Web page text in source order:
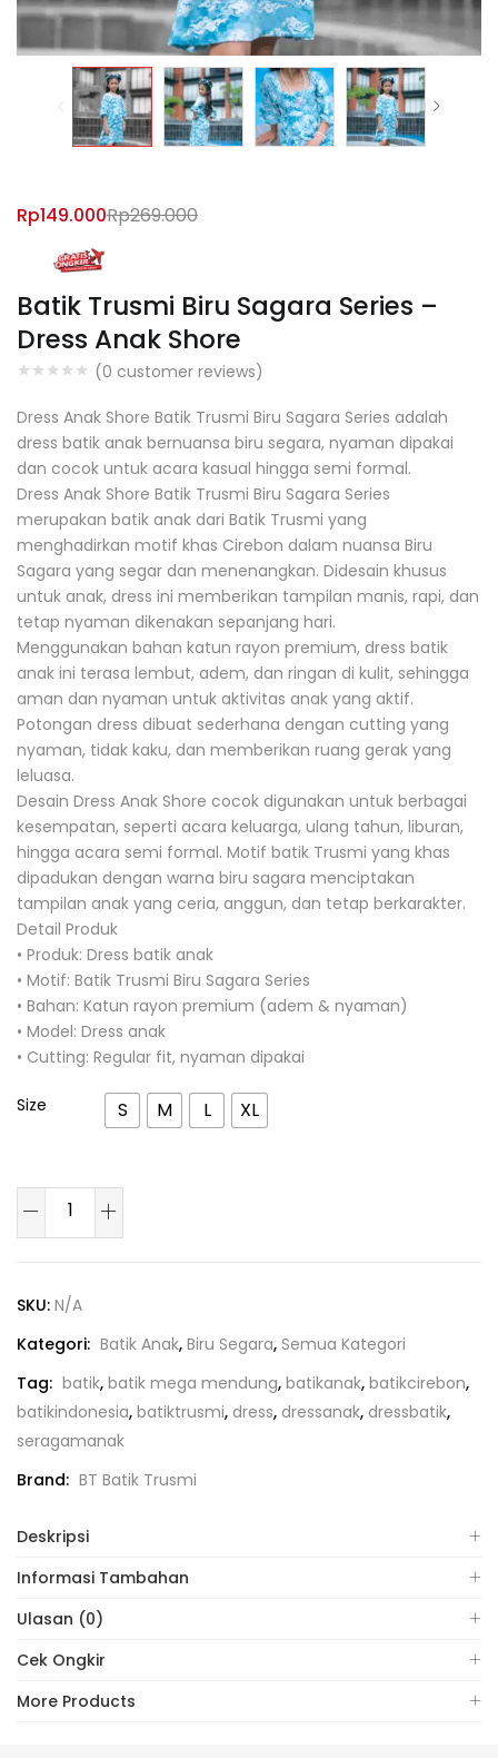
Batik Trusmi Biru Sagara Series –
Dress Anak Shore
(0 customer reviews)
Rp149.000Rp269.000
Dress Anak Shore Batik Trusmi Biru Sagara Series adalah
dress batik anak bernuansa biru segara, nyaman dipakai
dan cocok untuk acara kasual hingga semi formal.
Dress Anak Shore Batik Trusmi Biru Sagara Series
merupakan batik anak dari Batik Trusmi yang
menghadirkan motif khas Cirebon dalam nuansa Biru
Sagara yang segar dan menenangkan. Didesain khusus
untuk anak, dress ini memberikan tampilan manis, rapi, dan
tetap nyaman dikenakan sepanjang hari.
Menggunakan bahan katun rayon premium, dress batik
anak ini terasa lembut, adem, dan ringan di kulit, sehingga
aman dan nyaman untuk aktivitas anak yang aktif.
Potongan dress dibuat sederhana dengan cutting yang
nyaman, tidak kaku, dan memberikan ruang gerak yang
leluasa.
Desain Dress Anak Shore cocok digunakan untuk berbagai
kesempatan, seperti acara keluarga, ulang tahun, liburan,
hingga acara semi formal. Motif batik Trusmi yang khas
dipadukan dengan warna biru sagara menciptakan
tampilan anak yang ceria, anggun, dan tetap berkarakter.
Detail Produk
• Produk: Dress batik anak
• Motif: Batik Trusmi Biru Sagara Series
• Bahan: Katun rayon premium (adem & nyaman)
• Model: Dress anak
• Cutting: Regular fit, nyaman dipakai
Size S M L XL
SKU: N/A
Kategori: Batik Anak, Biru Segara, Semua Kategori
Tag: batik, batik mega mendung, batikanak, batikcirebon,
batikindonesia, batiktrusmi, dress, dressanak, dressbatik,
seragamanak
Brand: BT Batik Trusmi
Deskripsi
Informasi Tambahan
Ulasan (0)
Cek Ongkir
More Products